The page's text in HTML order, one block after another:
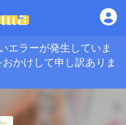
エラーが発生していま
かけして申し訳ありま